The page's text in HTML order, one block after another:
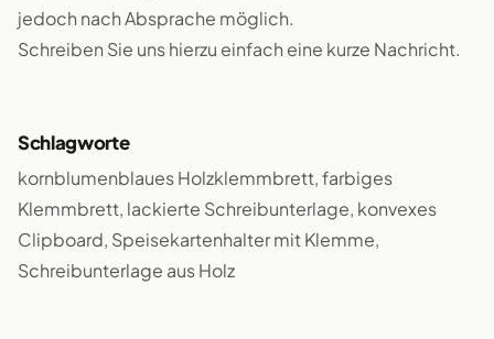
jedoch nach Absprache möglich.
Schreiben Sie uns hierzu einfach eine kurze Nachricht.
Schlagworte
kornblumenblaues Holzklemmbrett, farbiges
Klemmbrett, lackierte Schreibunterlage, konvexes
Clipboard, Speisekartenhalter mit Klemme,
Schreibunterlage aus Holz